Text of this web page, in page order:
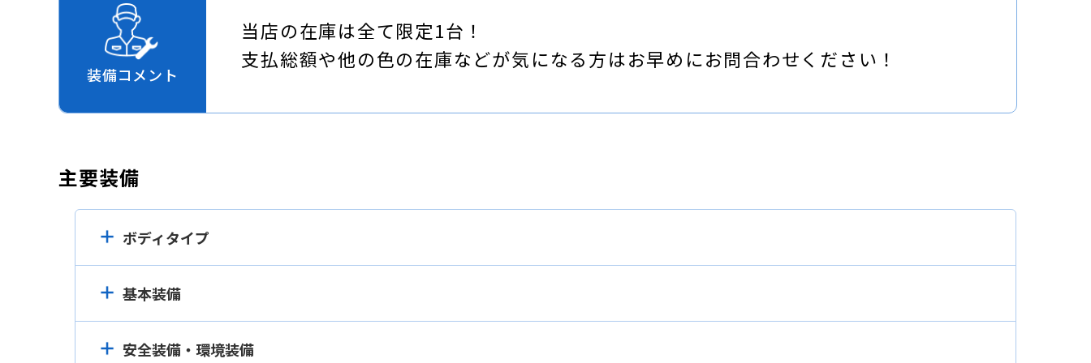
装備コメント
当店の在庫は全て限定1台！
支払総額や他の色の在庫などが気になる方はお早めにお問合わせください！
主要装備
ボディタイプ
基本装備
安全装備・環境装備